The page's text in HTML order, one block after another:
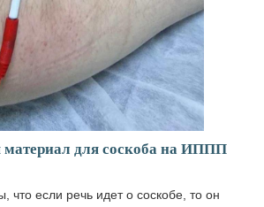
материал для соскоба на ИППП
что если речь идет о соскобе, то он